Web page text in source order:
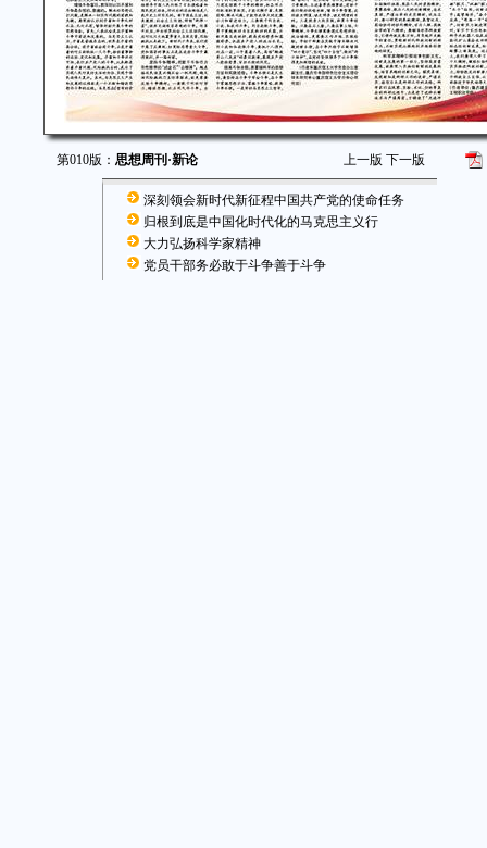
第010版： 思想周刊·新论 上一版 下一版
深刻领会新时代新征程中国共产党的使命任务
归根到底是中国化时代化的马克思主义行
大力弘扬科学家精神
党员干部务必敢于斗争善于斗争